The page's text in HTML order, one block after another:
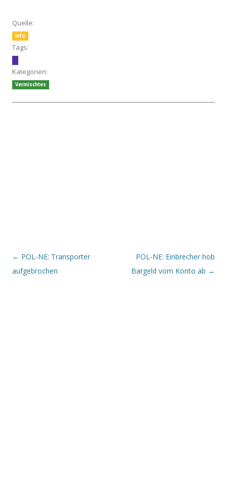
Quelle:
Info
Tags:
Kategorien:
Vermischtes
Beitrags-Navigation
← POL-NE: Transporter
aufgebrochen
POL-NE: Einbrecher hob
Bargeld vom Konto ab →